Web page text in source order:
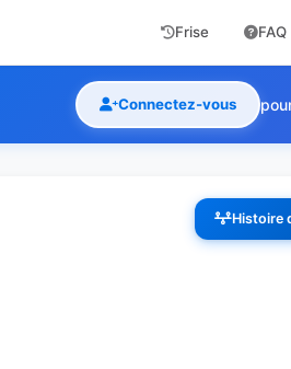
Frise FAQ
Connectez-vous
Histoire